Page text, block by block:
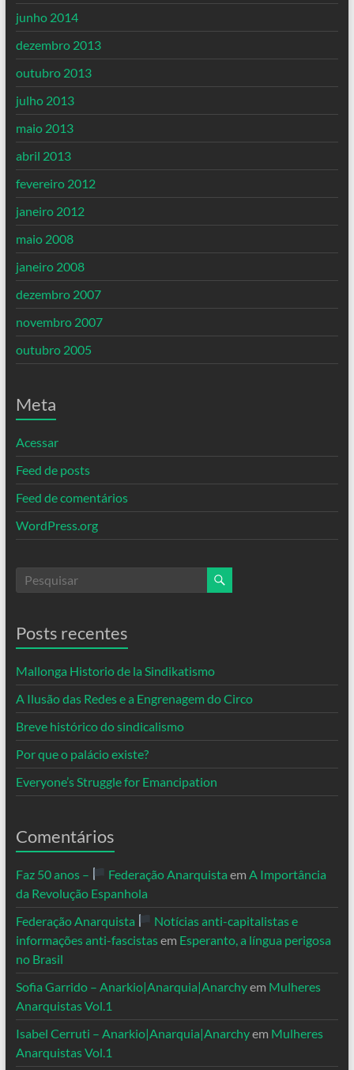
junho 2014
dezembro 2013
outubro 2013
julho 2013
maio 2013
abril 2013
fevereiro 2012
janeiro 2012
maio 2008
janeiro 2008
dezembro 2007
novembro 2007
outubro 2005
Meta
Acessar
Feed de posts
Feed de comentários
WordPress.org
Posts recentes
Mallonga Historio de la Sindikatismo
A Ilusão das Redes e a Engrenagem do Circo
Breve histórico do sindicalismo
Por que o palácio existe?
Everyone’s Struggle for Emancipation
Comentários
Faz 50 anos – Federação Anarquista em A Importância
da Revolução Espanhola
Federação Anarquista
Notícias anti-capitalistas e
informações anti-fascistasem Esperanto, a língua perigosa
no Brasil
Sofia Garrido – Anarkio|Anarquia|Anarchyem Mulheres
Anarquistas Vol.1
Isabel Cerruti – Anarkio|Anarquia|Anarchyem Mulheres
Anarquistas Vol.1